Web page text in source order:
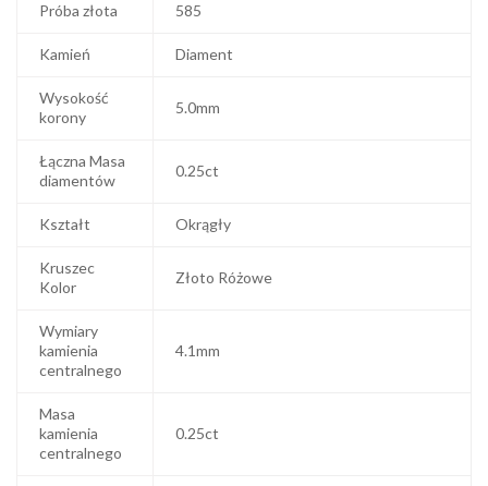
Próba złota 585
Kamień Diament
Wysokość
korony
5.0mm
Łączna Masa
diamentów
0.25ct
Kształt Okrągły
Kruszec
Kolor
Złoto Różowe
Wymiary
kamienia
centralnego
4.1mm
Masa
kamienia
centralnego
0.25ct